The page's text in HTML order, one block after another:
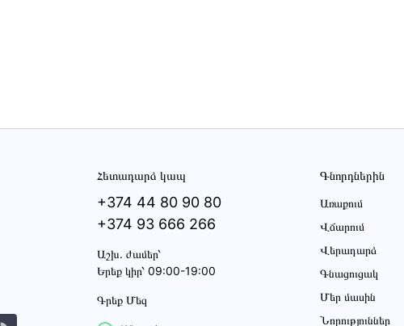
Հետադարձ կապ
+374 44 80 90 80
+374 93 666 266
Աշխ․ ժամեր՝
Երեք կիր՝ 09:00-19:00
Գրեք Մեզ
Գնորդներին
Առաքում
Վճարում
Վերադարձ
Գնացուցակ
Մեր մասին
Նորություններ